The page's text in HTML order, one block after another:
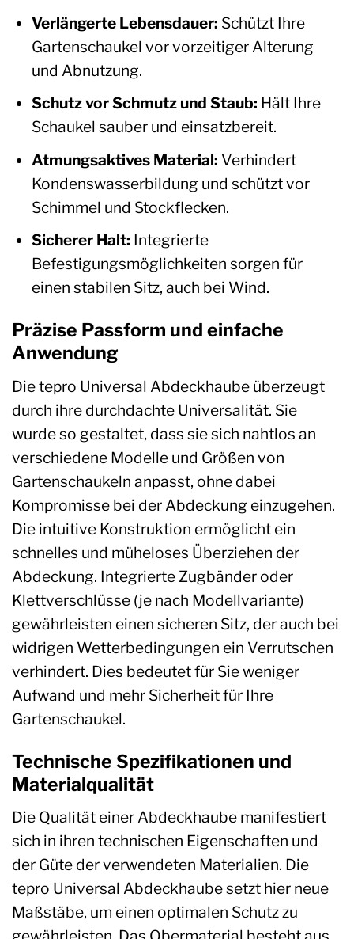
Verlängerte Lebensdauer: Schützt Ihre
Gartenschaukel vor vorzeitiger Alterung
und Abnutzung.
Schutz vor Schmutz und Staub: Hält Ihre
Schaukel sauber und einsatzbereit.
Atmungsaktives Material: Verhindert
Kondenswasserbildung und schützt vor
Schimmel und Stockflecken.
Sicherer Halt: Integrierte
Befestigungsmöglichkeiten sorgen für
einen stabilen Sitz, auch bei Wind.
Präzise Passform und einfache
Anwendung
Die tepro Universal Abdeckhaube überzeugt
durch ihre durchdachte Universalität. Sie
wurde so gestaltet, dass sie sich nahtlos an
verschiedene Modelle und Größen von
Gartenschaukeln anpasst, ohne dabei
Kompromisse bei der Abdeckung einzugehen.
Die intuitive Konstruktion ermöglicht ein
schnelles und müheloses Überziehen der
Abdeckung. Integrierte Zugbänder oder
Klettverschlüsse (je nach Modellvariante)
gewährleisten einen sicheren Sitz, der auch bei
widrigen Wetterbedingungen ein Verrutschen
verhindert. Dies bedeutet für Sie weniger
Aufwand und mehr Sicherheit für Ihre
Gartenschaukel.
Technische Spezifikationen und
Materialqualität
Die Qualität einer Abdeckhaube manifestiert
sich in ihren technischen Eigenschaften und
der Güte der verwendeten Materialien. Die
tepro Universal Abdeckhaube setzt hier neue
Maßstäbe, um einen optimalen Schutz zu